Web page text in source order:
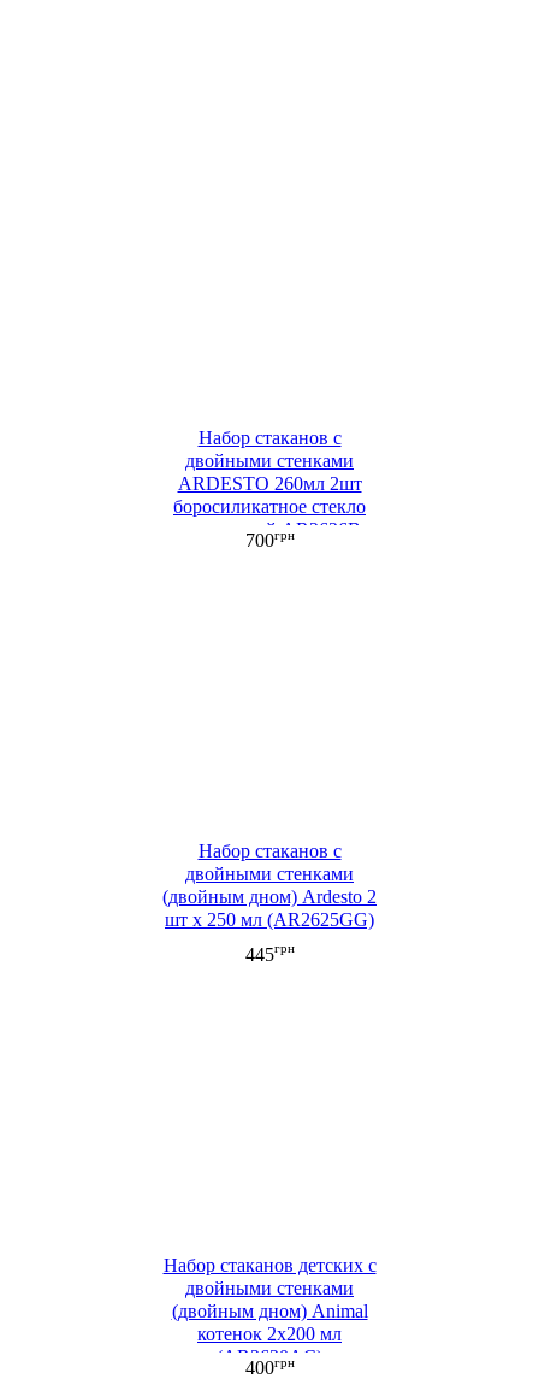
Набор стаканов с
двойными стенками
ARDESTO 260мл 2шт
боросиликатное стекло
прозрачный AR2626B
700грн
Набор стаканов с
двойными стенками
(двойным дном) Ardesto 2
шт х 250 мл (AR2625GG)
445грн
Набор стаканов детских c
двойными стенками
(двойным дном) Animal
котенок 2х200 мл
(AR2620AC)
400грн